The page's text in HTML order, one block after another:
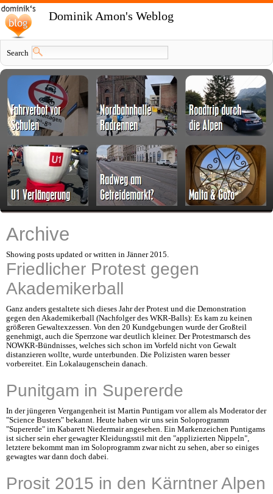
Dominik Amon's Weblog
Search
Archive
Showing posts updated or written in Jänner 2015.
Friedlicher Protest gegen
Akademikerball
Ganz anders gestaltete sich dieses Jahr der Protest und die Demonstration
gegen den Akademikerball (Nachfolger des WKR-Balls): Es kam zu keinen
größeren Gewaltexzessen. Von den 20 Kundgebungen wurde der Großteil
genehmigt, auch die Sperrzone war deutlich kleiner. Der Protestmarsch des
NOWKR-Bündnisses, welches sich schon im Vorfeld nicht von Gewalt
distanzieren wollte, wurde unterbunden. Die Polizisten waren besser
vorbereitet. Ein Lokalaugenschein danach.
Punitgam in Supererde
In der jüngeren Vergangenheit ist Martin Puntigam vor allem als Moderator der
"Science Busters" bekannt. Heute haben wir uns sein Soloprogramm
"Supererde" im Kabarett Niedermair angesehen. Ein Markenzeichen Puntigams
ist sicher sein eher gewagter Kleidungsstil mit den "applizierten Nippeln",
letztere bekommt man im Soloprogramm zwar nicht zu sehen, aber so einiges
gewagtes war dann doch dabei.
Prosit 2015 in den Kärntner Alpen